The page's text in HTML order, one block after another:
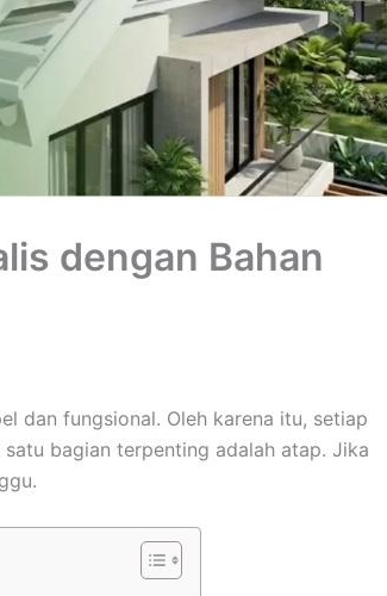
dengan Bahan
dan fungsional. Oleh karena itu, setiap
bagian terpenting adalah atap. Jika